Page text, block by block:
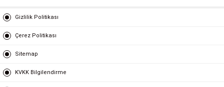
Gizlilik Politikası
Çerez Politikası
Sitemap
KVKK Bilgilendirme